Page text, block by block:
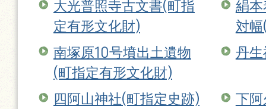
大光普照寺古文書(町指
定有形文化財)
絹本
対
南塚原10号墳出土遺物
(町指定有形文化財)
丹生
四阿山神社(町指定史跡)
下阿